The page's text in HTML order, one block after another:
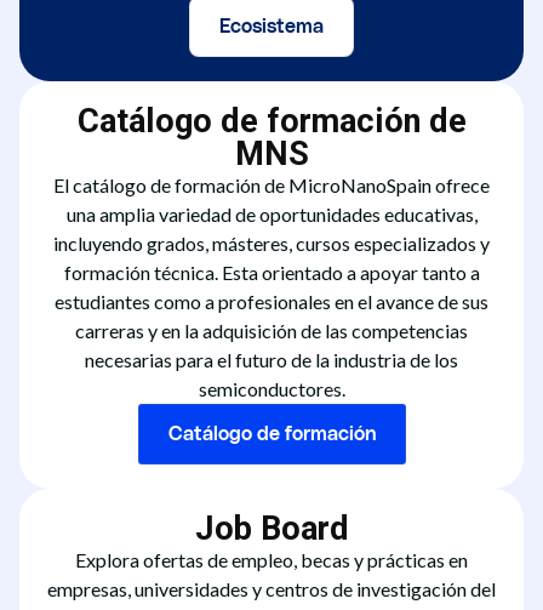
Ecosistema
Catálogo de formación de
MNS
El catálogo de formación de MicroNanoSpain ofrece
una amplia variedad de oportunidades educativas,
incluyendo grados, másteres, cursos especializados y
formación técnica. Esta orientado a apoyar tanto a
estudiantes como a profesionales en el avance de sus
carreras y en la adquisición de las competencias
necesarias para el futuro de la industria de los
semiconductores.
Catálogo de formación
Job Board
Explora ofertas de empleo, becas y prácticas en
empresas, universidades y centros de investigación del